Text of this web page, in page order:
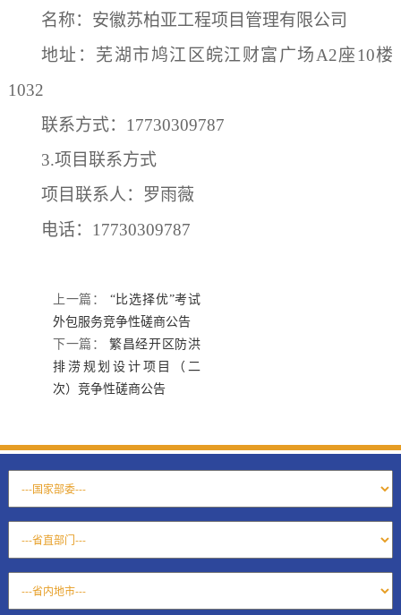
名称： 安徽苏柏亚工程项目管理有限公司
地址： 芜湖市鸠江区皖江财富广场 A2座10楼
1032
联系方式： 17730309787
3.项目联系方式
项目联系人： 罗雨薇
电话： 17730309787
上一篇： “比选择优”考试
外包服务竞争性磋商公告
下一篇：繁昌经开区防洪
排涝规划设计项目（二
次）竞争性磋商公告